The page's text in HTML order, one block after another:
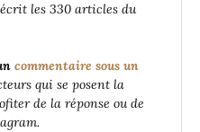
les 330 articles du
commentaire sous un
qui se posent la
de la réponse ou de